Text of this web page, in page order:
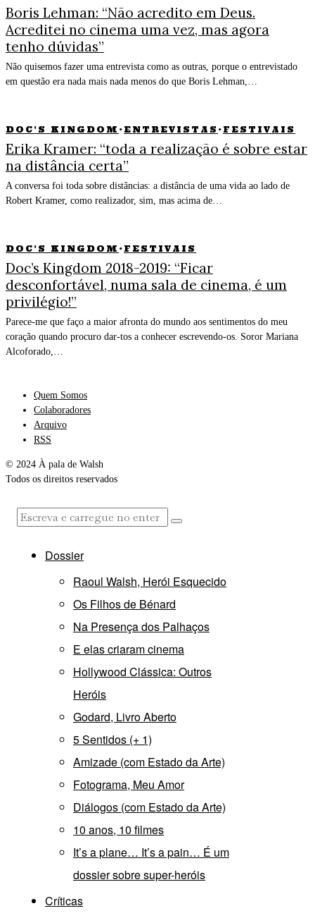
Boris Lehman: “Não acredito em Deus.
Acreditei no cinema uma vez, mas agora
tenho dúvidas”
Não quisemos fazer uma entrevista como as outras, porque o entrevistado
em questão era nada mais nada menos do que Boris Lehman,…
DOC'S KINGDOM · ENTREVISTAS · FESTIVAIS
Erika Kramer: “toda a realização é sobre estar
na distância certa”
A conversa foi toda sobre distâncias: a distância de uma vida ao lado de
Robert Kramer, como realizador, sim, mas acima de…
DOC'S KINGDOM · FESTIVAIS
Doc’s Kingdom 2018-2019: “Ficar
desconfortável, numa sala de cinema, é um
privilégio!”
Parece-me que faço a maior afronta do mundo aos sentimentos do meu
coração quando procuro dar-tos a conhecer escrevendo-os. Soror Mariana
Alcoforado,…
Quem Somos
Colaboradores
Arquivo
RSS
© 2024 À pala de Walsh
Todos os direitos reservados
Dossier
Raoul Walsh, Herói Esquecido
Os Filhos de Bénard
Na Presença dos Palhaços
E elas criaram cinema
Hollywood Clássica: Outros
Heróis
Godard, Livro Aberto
5 Sentidos (+ 1)
Amizade (com Estado da Arte)
Fotograma, Meu Amor
Diálogos (com Estado da Arte)
10 anos, 10 filmes
It’s a plane… It’s a pain… É um
dossier sobre super-heróis
Críticas